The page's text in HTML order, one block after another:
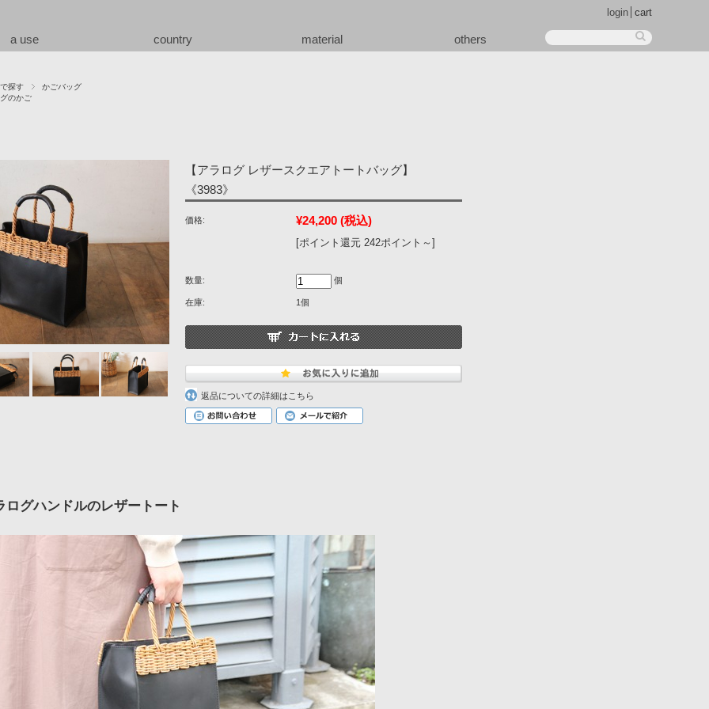
a use country material others
login cart
探す
かごバッグ
のかご
【アラログ レザースクエアトートバッグ】
《3983》
価格: ¥24,200 (税込)
[ポイント還元 242ポイント～]
数量: 個
在庫: 1個
返品についての詳細はこちら
ログハンドルのレザートート